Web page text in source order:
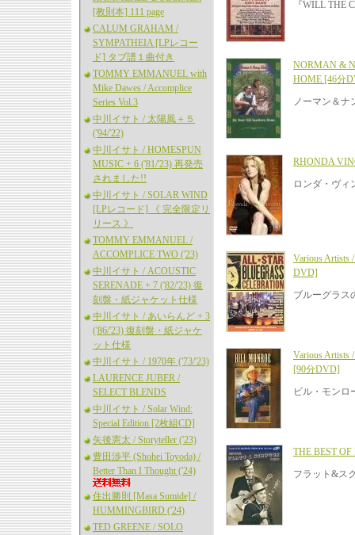
[教則本] 111 page
CALUM GRAHAM /
SYMPATHEIA [LPレコー
ド] タブ譜１曲付き
TOMMY EMMANUEL with
Mike Dawes / Accomplice
Series Vol.3
中川イサト / 太陽風＋５
('94/'22)
中川イサト / HOMESPUN
MUSIC + 6 ('81/'23) 再発売
されました!!
中川イサト / SOLAR WIND
[LPレコード] 《 完全限定リ
リース 》
TOMMY EMMANUEL /
ACCOMPLICE TWO ('23)
中川イサト / ACOUSTIC
SERENADE + 7 ('82/'23) 復
刻盤・紙ジャケット仕様
中川イサト / あいらんど + 3
('86/'23) 復刻盤・紙ジャケ
ット仕様
中川イサト / 1970年 ('73/'23)
LAURENCE JUBER /
SELECT BLENDS
中川イサト / Solar Wind:
Special Edition [2枚組CD]
矢後憲太 / Storyteller ('23)
豊田渉平 (Shohei Toyoda) /
Better Than I Thought ('24)
住出勝則 [Masa Sumide] /
HUMMINGBIRD ('24)
TED GREENE / SOLO
『WILL THE
NORMAN &
HOME [46分
ノーマン＆ナ
RHONDA
ロンダ・ヴィ
Various Artists
DVD]
ブルーグラス
Various Artists
[90分DVD]
ビル・モンロ
THE BEST
フラット&ス